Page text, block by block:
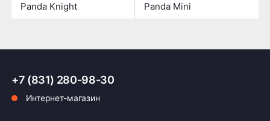
Panda Knight Panda Mini
+7 (831) 280-98-30
Интернет-магазин